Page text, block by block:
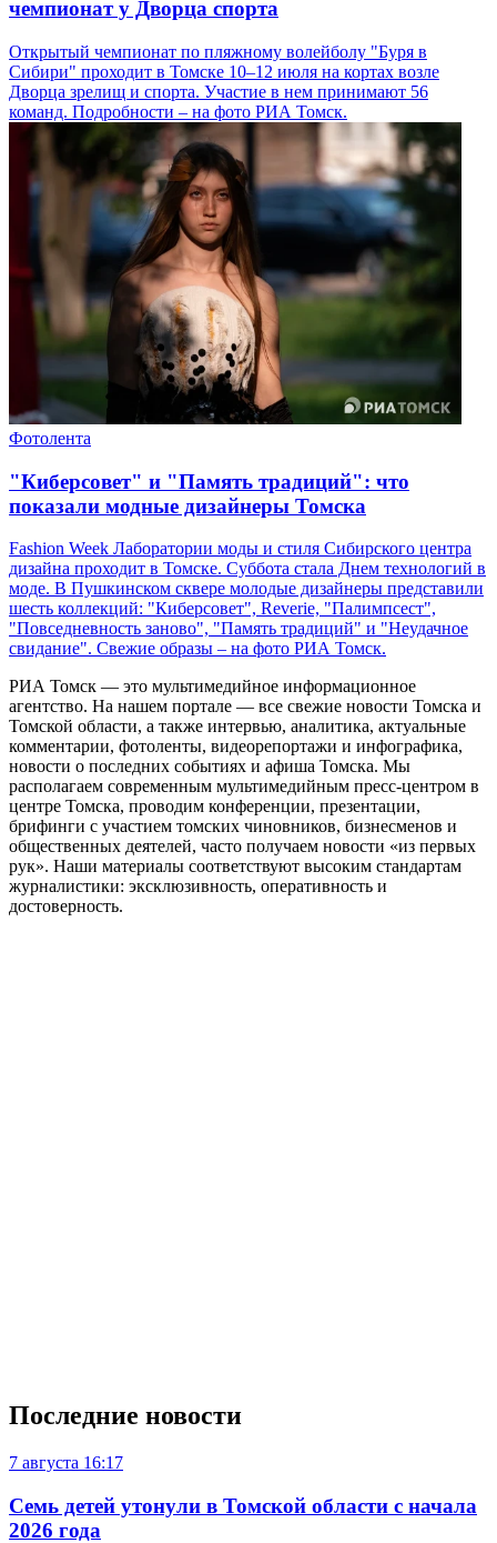
чемпионат у Дворца спорта
Открытый чемпионат по пляжному волейболу "Буря в
Сибири" проходит в Томске 10–12 июля на кортах возле
Дворца зрелищ и спорта. Участие в нем принимают 56
команд. Подробности – на фото РИА Томск.
Фотолента
"Киберсовет" и "Память традиций": что
показали модные дизайнеры Томска
Fashion Week Лаборатории моды и стиля Сибирского центра
дизайна проходит в Томске. Суббота стала Днем технологий в
моде. В Пушкинском сквере молодые дизайнеры представили
шесть коллекций: "Киберсовет", Reverie, "Палимпсест",
"Повседневность заново", "Память традиций" и "Неудачное
свидание". Свежие образы – на фото РИА Томск.
РИА Томск — это мультимедийное информационное
агентство. На нашем портале — все свежие новости Томска и
Томской области, а также интервью, аналитика, актуальные
комментарии, фотоленты, видеорепортажи и инфографика,
новости о последних событиях и афиша Томска. Мы
располагаем современным мультимедийным пресс-центром в
центре Томска, проводим конференции, презентации,
брифинги с участием томских чиновников, бизнесменов и
общественных деятелей, часто получаем новости «из первых
рук». Наши материалы соответствуют высоким стандартам
журналистики: эксклюзивность, оперативность и
достоверность.
Последние новости
7 августа 16:17
Семь детей утонули в Томской области с начала
2026 года